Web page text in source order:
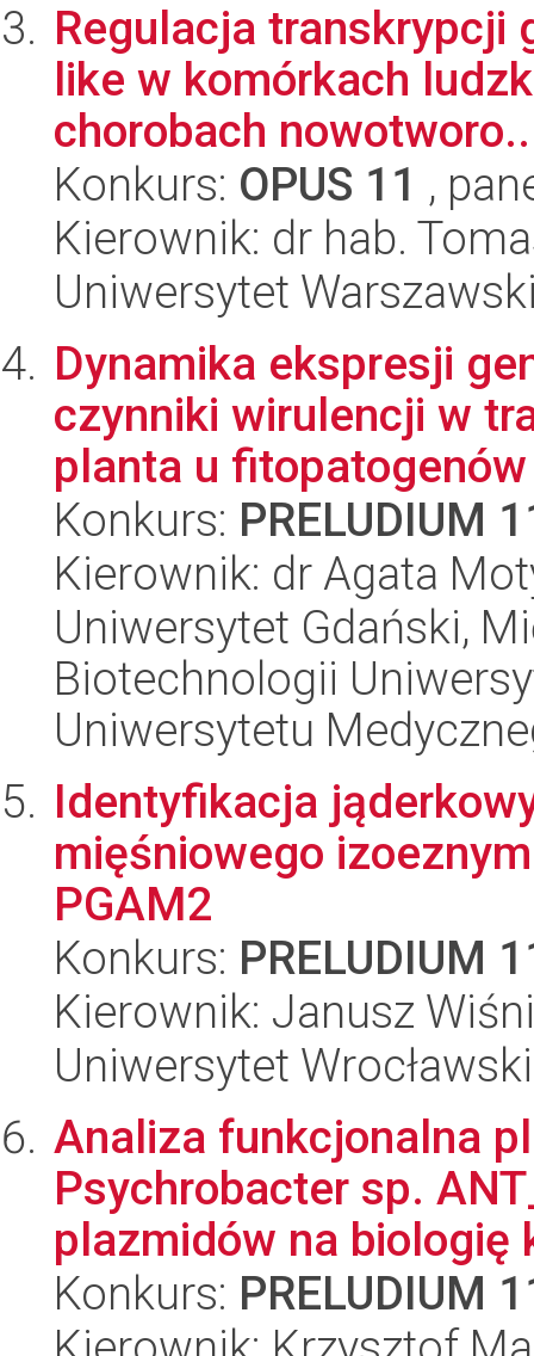
Regulacja transkrypcji
like w komórkach
chorobach
Konkurs: OPUS 11 ,
Kierownik: dr hab.
Uniwersytet
Dynamika ekspresji
czynniki wirulencji w
planta u
Konkurs: PRELUDIUM
Kierownik: dr Agata
Uniwersytet Gdański,
Biotechnologii
Uniwersytetu
Identyfikacja
mięśniowego
PGAM2
Konkurs: PRELUDIUM
Kierownik: Janusz
Uniwersytet
Analiza funkcjonalna
Psychrobacter sp.
plazmidów na biologię
Konkurs: PRELUDIUM